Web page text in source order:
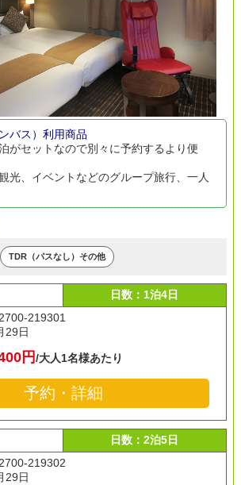
バス）利用商品
がセットなので別々に予約するより便
光、イベントなどのグループ旅行、一人
TDR（パスなし）その他
日数：1泊4日
219301
29日
円/大人1名様あたり
予約・詳細
日数：2泊5日
219302
29日